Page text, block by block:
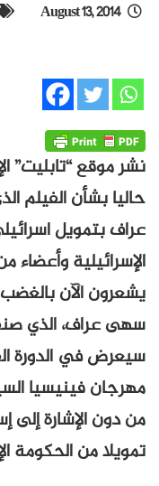
August 13, 2014
نشر موقع “تابليت”
حاليا بشأن الفيلم
عراف بتمويل
الإسرائيلية
يشعرون الآن بالغضب
سهى عراف، الذي
سيعرض في الدورة
مهرجان فينيسيا
من دون الإشارة إلى
تمويلا من الحكومة